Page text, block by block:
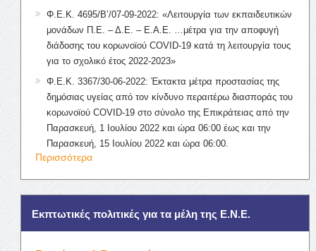
Φ.Ε.Κ. 4695/Β’/07-09-2022: «Λειτουργία των εκπαιδευτικών
μονάδων Π.Ε. – Δ.Ε. – Ε.Α.Ε. …μέτρα για την αποφυγή
διάδοσης του κορωνοϊού COVID-19 κατά τη λειτουργία τους
για το σχολικό έτος 2022-2023»
Φ.Ε.Κ. 3367/30-06-2022: Έκτακτα μέτρα προστασίας της
δημόσιας υγείας από τον κίνδυνο περαιτέρω διασποράς του
κορωνοϊού COVID-19 στο σύνολο της Επικράτειας από την
Παρασκευή, 1 Ιουλίου 2022 και ώρα 06:00 έως και την
Παρασκευή, 15 Ιουλίου 2022 και ώρα 06:00.
Περισσότερα
Εκπτωτικές πολιτικές για τα μέλη της Ε.Ν.Ε.